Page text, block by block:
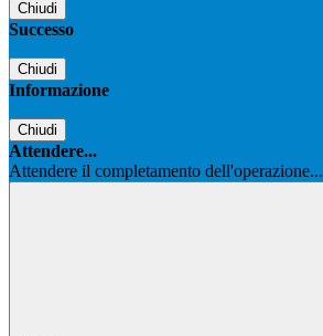
Chiudi
Successo
Chiudi
Informazione
Chiudi
Attendere...
Attendere il completamento dell'operazione...